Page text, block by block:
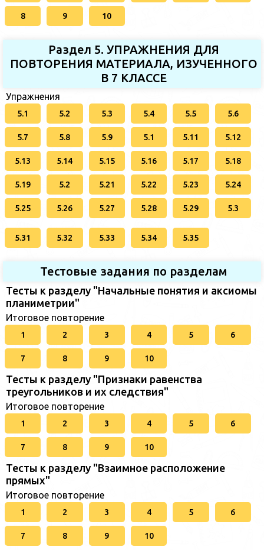
8 9 10
Раздел 5. УПРАЖНЕНИЯ ДЛЯ
ПОВТОРЕНИЯ МАТЕРИАЛА, ИЗУЧЕННОГО
В 7 КЛАССЕ
Упражнения
5.1 5.2 5.3 5.4 5.5 5.6
5.7 5.8 5.9 5.1 5.11 5.12
5.13 5.14 5.15 5.16 5.17 5.18
5.19 5.2 5.21 5.22 5.23 5.24
5.25 5.26 5.27 5.28 5.29 5.3
5.31 5.32 5.33 5.34 5.35
Тестовые задания по разделам
Тесты к разделу "Начальные понятия и аксиомы
планиметрии"
Итоговое повторение
1 2 3 4 5 6
7 8 9 10
Тесты к разделу "Признаки равенства
треугольников и их следствия"
Итоговое повторение
1 2 3 4 5 6
7 8 9 10
Тесты к разделу "Взаимное расположение
прямых"
Итоговое повторение
1 2 3 4 5 6
7 8 9 10